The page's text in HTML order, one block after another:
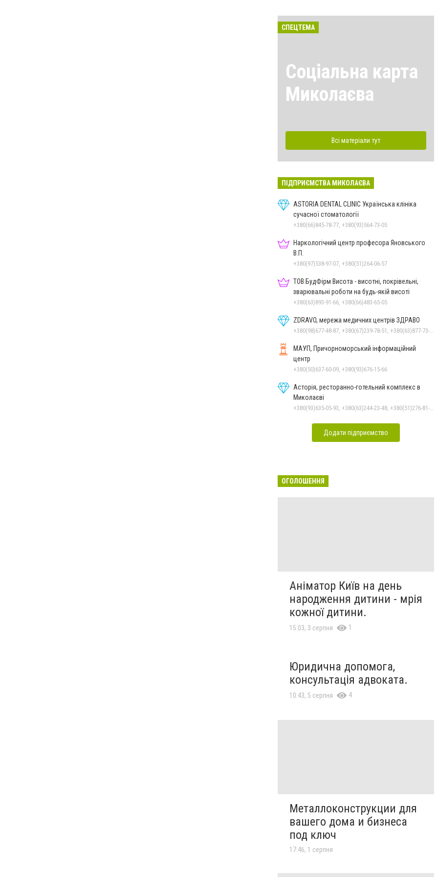
СПЕЦТЕМА
Соціальна карта
Миколаєва
Всі матеріали тут
ПІДПРИЄМСТВА МИКОЛАЄВА
ASTORIA DENTAL CLINIC Українська клініка
сучасної стоматології
+380(66)845-78-77, +380(93)564-73-05
Наркологічний центр професора Яновського
В.П.
+380(97)538-97-07, +380(51)264-06-57
ТОВ БудФірм Висота - висотні, покрівельні,
зварювальні роботи на будь-якій висоті
+380(63)893-91-66, +380(66)483-65-05
ZDRAVO, мережа медичних центрів ЗДРАВО
МАУП, Причорноморський інформаційний
центр
+380(50)637-60-09, +380(93)676-15-66
Асторія, ресторанно-готельний комплекс в
Миколаєві
Додати підприємство
ОГОЛОШЕННЯ
Аніматор Київ на день
народження дитини - мрія
кожної дитини.
15:03, 3 серпня 1
Юридична допомога,
консультація адвоката.
10:43, 5 серпня 4
Металлоконструкции для
вашего дома и бизнеса
под ключ
17:46, 1 серпня